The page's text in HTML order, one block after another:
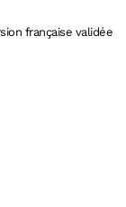
française validée